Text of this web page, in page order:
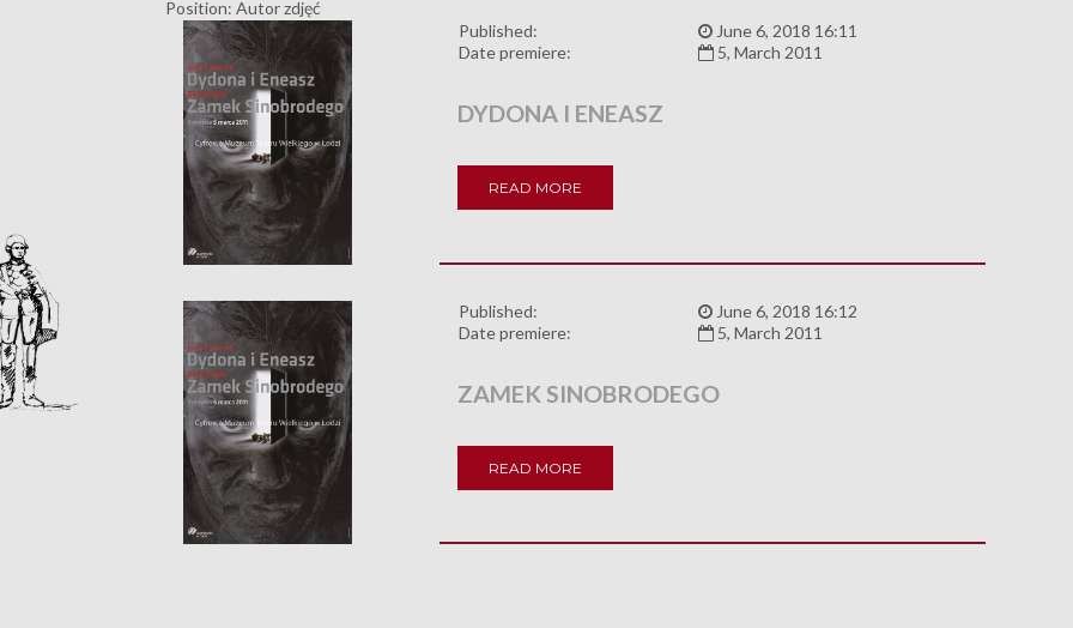
Position: Autor zdjęć
Published:
June 6, 2018 16:11
Date premiere:
5, March 2011
DYDONA I ENEASZ
READ MORE
Published:
June 6, 2018 16:12
Date premiere:
5, March 2011
ZAMEK SINOBRODEGO
READ MORE